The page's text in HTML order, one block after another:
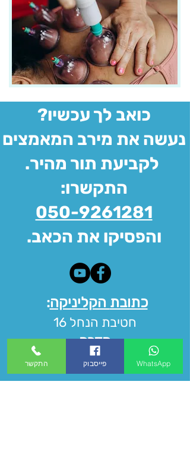
כתובת הקליניקה:
חטיבת הנחל 16
חדרה
?כואב לך עכשיו
נעשה את מירב המאמצים
:התקשרו
050-9261281
.והפסיקו את הכאב
התקשר פייסבוק WhatsApp